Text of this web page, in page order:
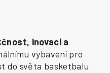
inovaci a
vybavení pro
do světa basketbalu